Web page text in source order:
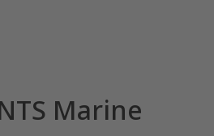
Marine